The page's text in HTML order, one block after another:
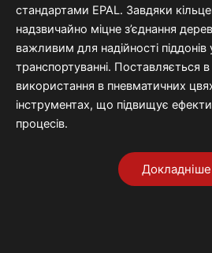
стандартами EPAL. Завдяки
надзвичайно міцне з’єднання
важливим для надійності піддонів
транспортуванні. Поставляється в
використання в пневматичних
інструментах, що підвищує
процесів.
Докладніше